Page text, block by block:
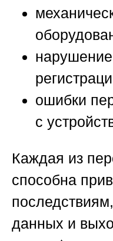
ошибки
с
Каждая из
способна
данных и